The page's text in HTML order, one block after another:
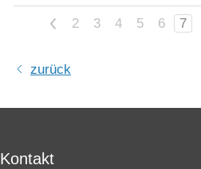
< 2 3 4 5 6 7
zurück
Kontakt